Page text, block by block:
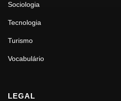
Sociologia
Tecnologia
Turismo
Vocabulário
LEGAL